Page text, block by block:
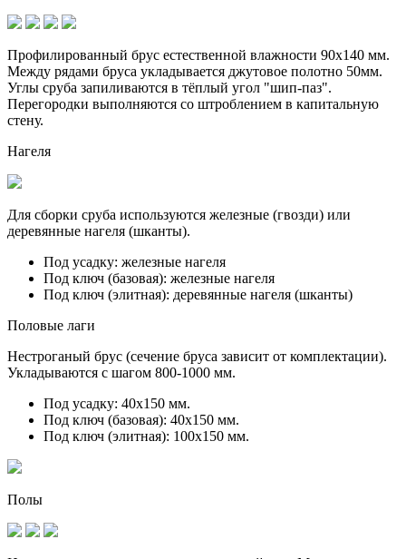
Профилированный брус естественной влажности 90х140 мм.
Между рядами бруса укладывается джутовое полотно 50мм.
Углы сруба запиливаются в тёплый угол "шип-паз".
Перегородки выполняются со штроблением в капитальную
стену.
Нагеля
Для сборки сруба используются железные (гвозди) или
деревянные нагеля (шканты).
Под усадку: железные нагеля
Под ключ (базовая): железные нагеля
Под ключ (элитная): деревянные нагеля (шканты)
Половые лаги
Нестроганый брус (сечение бруса зависит от комплектации).
Укладываются с шагом 800-1000 мм.
Под усадку: 40х150 мм.
Под ключ (базовая): 40х150 мм.
Под ключ (элитная): 100х150 мм.
Полы